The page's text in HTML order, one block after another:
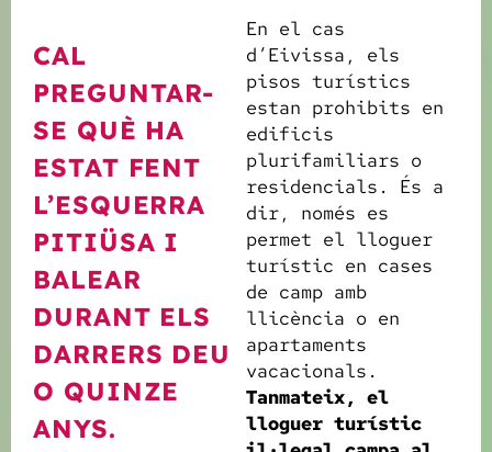
En el cas
d’Eivissa, els
pisos turístics
estan prohibits en
edificis
plurifamiliars o
residencials. És a
dir, només es
permet el lloguer
turístic en cases
de camp amb
llicència o en
apartaments
vacacionals.
Tanmateix, el
lloguer turístic
CAL
PREGUNTAR-
SE QUÈ HA
ESTAT FENT
L’ESQUERRA
PITIÜSA I
BALEAR
DURANT ELS
DARRERS DEU
O QUINZE
ANYS.